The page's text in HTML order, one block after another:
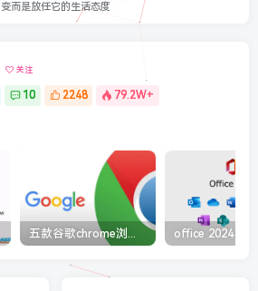
变而是放任它的生活态度
关注
10 2248 79.2W+
五款谷歌chrome浏览器截图插件工具推荐